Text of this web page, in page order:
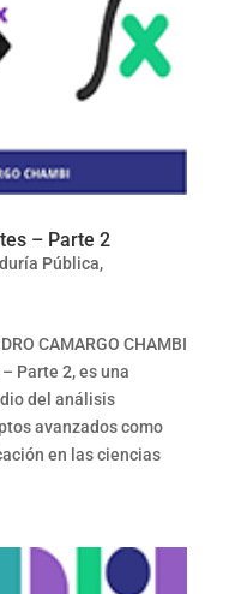
– Parte 2
Pública,
CAMARGO CHAMBI
Parte 2, es una
del análisis
avanzados como
en las ciencias